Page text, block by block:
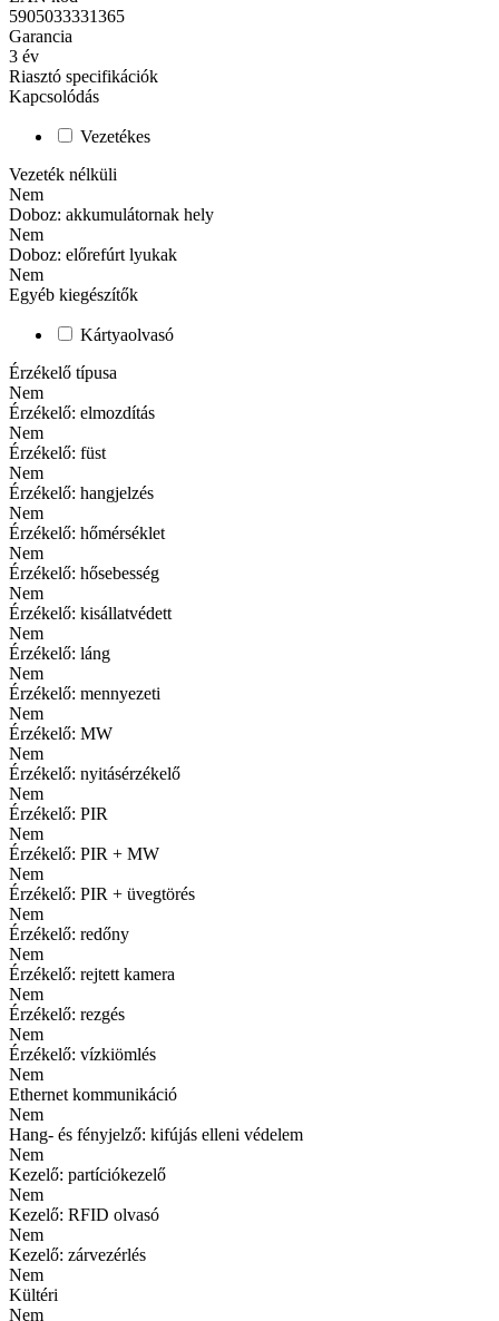
5905033331365
Garancia
3 év
Riasztó specifikációk
Kapcsolódás
Vezetékes
Vezeték nélküli
Nem
Doboz: akkumulátornak hely
Nem
Doboz: előrefúrt lyukak
Nem
Egyéb kiegészítők
Kártyaolvasó
Érzékelő típusa
Nem
Érzékelő: elmozdítás
Nem
Érzékelő: füst
Nem
Érzékelő: hangjelzés
Nem
Érzékelő: hőmérséklet
Nem
Érzékelő: hősebesség
Nem
Érzékelő: kisállatvédett
Nem
Érzékelő: láng
Nem
Érzékelő: mennyezeti
Nem
Érzékelő: MW
Nem
Érzékelő: nyitásérzékelő
Nem
Érzékelő: PIR
Nem
Érzékelő: PIR + MW
Nem
Érzékelő: PIR + üvegtörés
Nem
Érzékelő: redőny
Nem
Érzékelő: rejtett kamera
Nem
Érzékelő: rezgés
Nem
Érzékelő: vízkiömlés
Nem
Ethernet kommunikáció
Nem
Hang- és fényjelző: kifújás elleni védelem
Nem
Kezelő: partíciókezelő
Nem
Kezelő: RFID olvasó
Nem
Kezelő: zárvezérlés
Nem
Kültéri
Nem